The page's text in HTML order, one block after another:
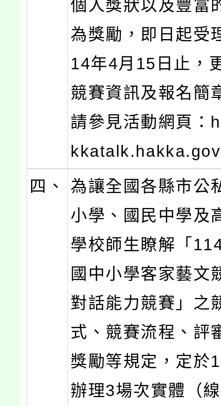
個人獎狀以及豐富
為獎勵，即日起受
14年4月15日止，
競賽資訊及報名簡
請參見活動網頁：
四、
為讓全國各縣市公
小學、國民中學及
學校師生瞭解「
國中小學客家藝文
對話能力競賽」之
式、競賽流程、評
獎勵等規定，定於
辦理3場次實體（